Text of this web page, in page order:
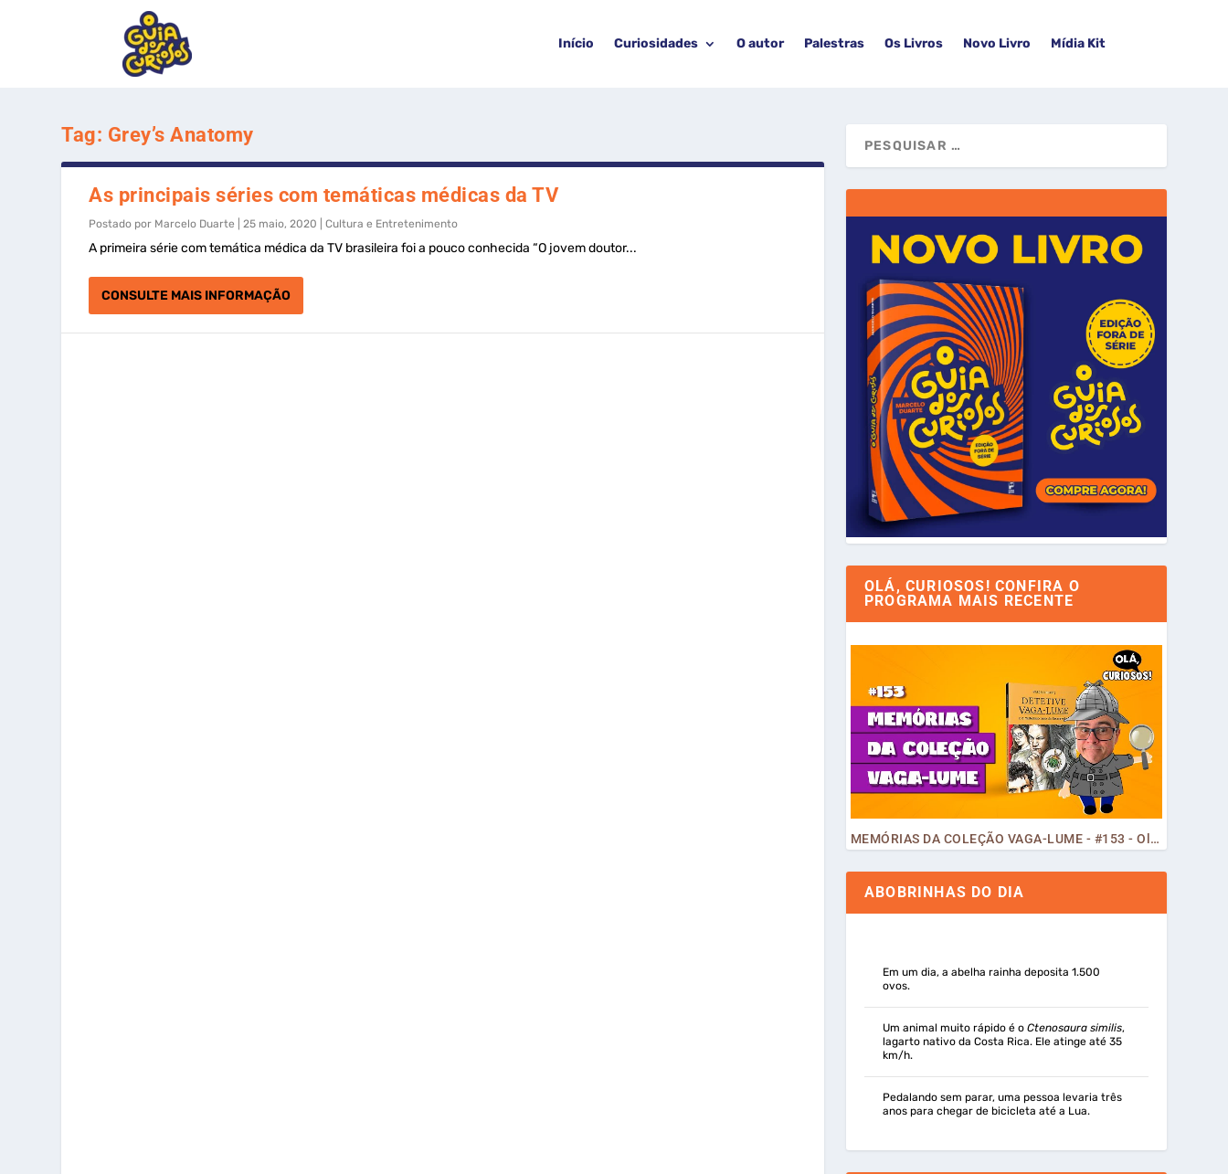
Início Curiosidades O autor Palestras Os Livros Novo Livro Mídia Kit
Tag: Grey’s Anatomy
As principais séries com temáticas médicas da TV
Postado por Marcelo Duarte |25 maio, 2020 |Cultura e Entretenimento
A primeira série com temática médica da TV brasileira foi a pouco conhecida “O jovem doutor...
CONSULTE MAIS INFORMAÇÃO
OLÁ, CURIOSOS! CONFIRA O
PROGRAMA MAIS RECENTE
MEMÓRIAS DA COLEÇÃO VAGA-LUME - #153 - Olá, Curiosos! 2023
ABOBRINHAS DO DIA
Em um dia, a abelha rainha deposita 1.500
ovos.
Um animal muito rápido é o Ctenosaura similis,
lagarto nativo da Costa Rica. Ele atinge até 35
km/h.
Pedalando sem parar, uma pessoa levaria três
anos para chegar de bicicleta até a Lua.